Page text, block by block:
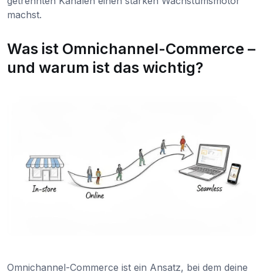
machst.
Was ist Omnichannel-Commerce –
und warum ist das wichtig?
Omnichannel-Commerce ist ein Ansatz, bei dem deine